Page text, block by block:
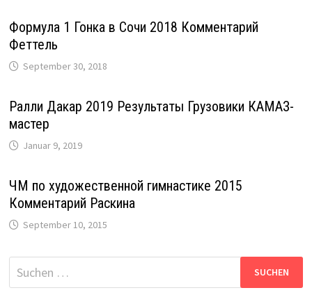
Формула 1 Гонка в Сочи 2018 Комментарий
Феттель
September 30, 2018
Ралли Дакар 2019 Результаты Грузовики КАМАЗ-
мастер
Januar 9, 2019
ЧМ по художественной гимнастике 2015
Комментарий Раскина
September 10, 2015
Suche
nach: